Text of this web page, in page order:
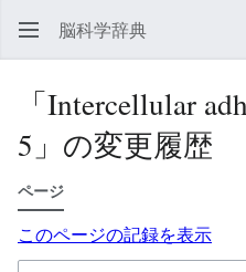
脳科学辞典
「Intercellular
5」の変更履歴
ページ
このページの記録を表示